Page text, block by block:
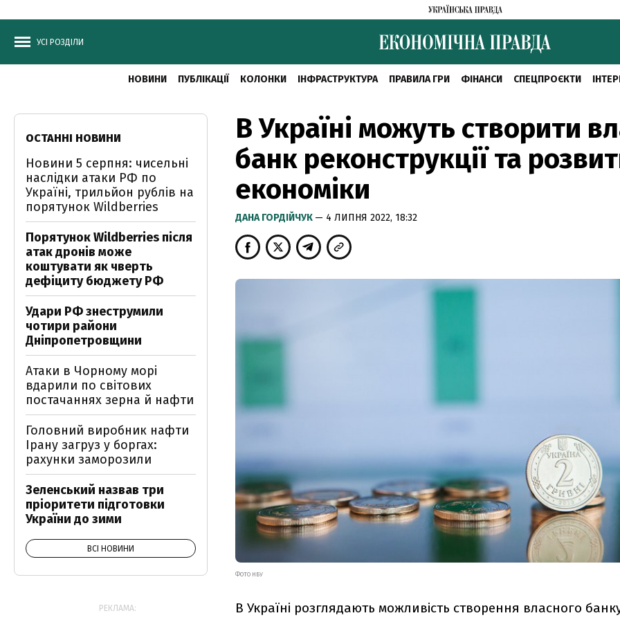
УСІ РОЗДІЛИ
НОВИНИ ПУБЛІКАЦІЇ КОЛОНКИ ІНФРАСТРУКТУРА ПРАВИЛА ГРИ ФІНАНСИ СПЕЦПРОЄКТИ
В Україні можуть створити
банк реконструкції та
економіки
ДАНА ГОРДІЙЧУК — 4 ЛИПНЯ 2022, 18:32
ФОТО НБУ
В Україні розглядають можливість створення власного
ОСТАННІ НОВИНИ
Новини 5 серпня: чисельні
наслідки атаки РФ по
Україні, трильйон рублів на
порятунок Wildberries
Порятунок Wildberries після
атак дронів може
коштувати як чверть
дефіциту бюджету РФ
Удари РФ знеструмили
чотири райони
Дніпропетровщини
Атаки в Чорному морі
вдарили по світових
постачаннях зерна й нафти
Головний виробник нафти
Ірану загруз у боргах:
рахунки заморозили
Зеленський назвав три
пріоритети підготовки
України до зими
ВСІ НОВИНИ
РЕКЛАМА: